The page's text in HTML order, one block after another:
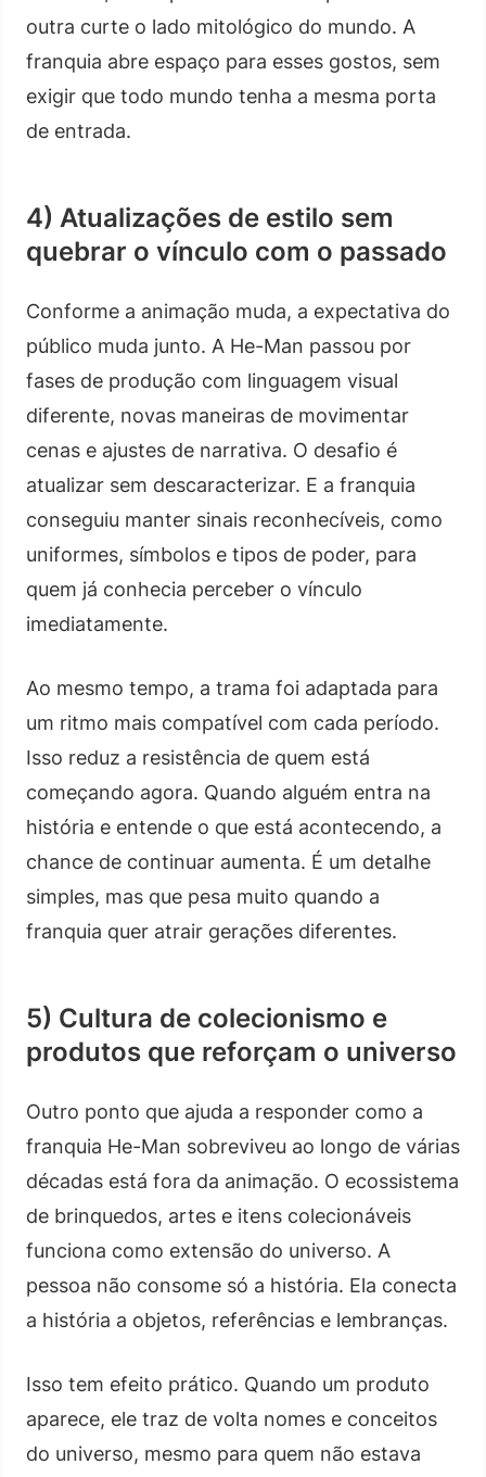
outra curte o lado mitológico do mundo. A
franquia abre espaço para esses gostos, sem
exigir que todo mundo tenha a mesma porta
de entrada.
4) Atualizações de estilo sem
quebrar o vínculo com o passado
Conforme a animação muda, a expectativa do
público muda junto. A He-Man passou por
fases de produção com linguagem visual
diferente, novas maneiras de movimentar
cenas e ajustes de narrativa. O desafio é
atualizar sem descaracterizar. E a franquia
conseguiu manter sinais reconhecíveis, como
uniformes, símbolos e tipos de poder, para
quem já conhecia perceber o vínculo
imediatamente.
Ao mesmo tempo, a trama foi adaptada para
um ritmo mais compatível com cada período.
Isso reduz a resistência de quem está
começando agora. Quando alguém entra na
história e entende o que está acontecendo, a
chance de continuar aumenta. É um detalhe
simples, mas que pesa muito quando a
franquia quer atrair gerações diferentes.
5) Cultura de colecionismo e
produtos que reforçam o universo
Outro ponto que ajuda a responder como a
franquia He-Man sobreviveu ao longo de várias
décadas está fora da animação. O ecossistema
de brinquedos, artes e itens colecionáveis
funciona como extensão do universo. A
pessoa não consome só a história. Ela conecta
a história a objetos, referências e lembranças.
Isso tem efeito prático. Quando um produto
aparece, ele traz de volta nomes e conceitos
do universo, mesmo para quem não estava